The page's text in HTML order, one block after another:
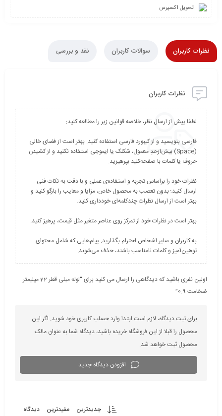
تحویل اکسپرس
نظرات کاربران سوالات کاربران نقد و بررسی
نظرات کاربران
فارسی بنویسید و از کیبورد فارسی استفاده کنید. بهتر است از فضای خالی
(Space) بیش‌از‌حدِ معمول، شکلک یا ایموجی استفاده نکنید و از کشیدن
نظرات خود را براساس تجربه و استفاده‌ی عملی و با دقت به نکات فنی
ارسال کنید؛ بدون تعصب به محصول خاص، مزایا و معایب را بازگو کنید و
به کاربران و سایر اشخاص احترام بگذارید. پیام‌هایی که شامل محتوای
توهین‌آمیز و کلمات نامناسب باشند، حذف می‌شوند.
اولین نفری باشید که دیدگاهی را ارسال می کنید برای “لوله مبلی قطر 22 میلیمتر
ضخامت 0.9”
برای ثبت دیدگاه، لازم است ابتدا وارد حساب کاربری خود شوید. اگر این
محصول را قبلا از این فروشگاه خریده باشید، دیدگاه شما به عنوان مالک
محصول ثبت خواهد شد.
افزودن دیدگاه جدید
جدیدترین مفیدترین
دیدگاه